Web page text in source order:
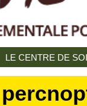
LE CENTRE DE